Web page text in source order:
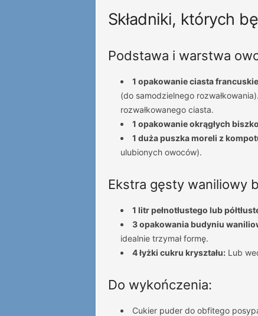
Składniki, których
Podstawa i warstwa
1 opakowanie ciasta
(do samodzielnego
rozwałkowanego ciasta.
1 opakowanie okrągłych
1 duża puszka moreli z
ulubionych owoców).
Ekstra gęsty waniliowy
1 litr pełnotłustego lub
3 opakowania budyniu
idealnie trzymał formę.
4 łyżki cukru kryształu:Lub
Do wykończenia:
Cukier puder do obfitego